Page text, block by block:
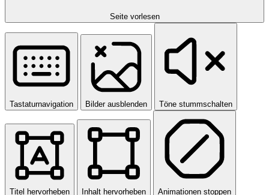
Seite vorlesen
Tastaturnavigation Bilder ausblenden Töne stummschalten
Titel hervorheben Inhalt hervorheben Animationen stoppen